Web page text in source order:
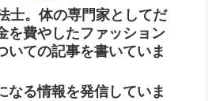
士。体の専門家としてだ
を費やしたファッション
いての記事を書いていま
なる情報を発信していま